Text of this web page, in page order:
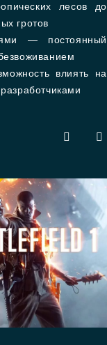
лесов до
гротов
— постоянный
влиять на